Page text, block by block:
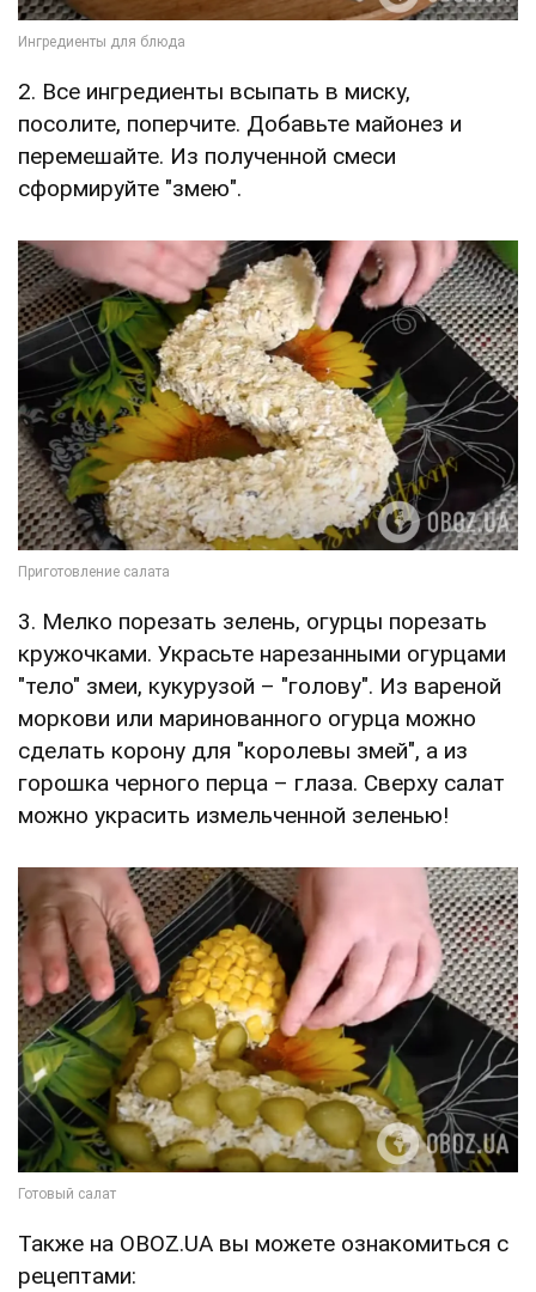
2. Все ингредиенты всыпать в миску,
посолите, поперчите. Добавьте майонез и
перемешайте. Из полученной смеси
сформируйте "змею".
3. Мелко порезать зелень, огурцы порезать
кружочками. Украсьте нарезанными огурцами
"тело" змеи, кукурузой – "голову". Из вареной
моркови или маринованного огурца можно
сделать корону для "королевы змей", а из
горошка черного перца – глаза. Сверху салат
можно украсить измельченной зеленью!
Также на OBOZ.UA вы можете ознакомиться с
рецептами: